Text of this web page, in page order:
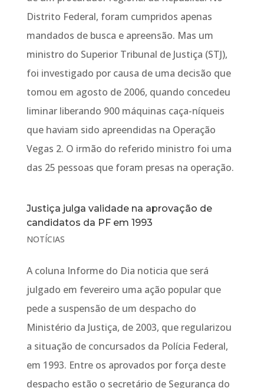
Distrito Federal, foram cumpridos apenas
mandados de busca e apreensão. Mas um
ministro do Superior Tribunal de Justiça (STJ),
foi investigado por causa de uma decisão que
tomou em agosto de 2006, quando concedeu
liminar liberando 900 máquinas caça-níqueis
que haviam sido apreendidas na Operação
Vegas 2. O irmão do referido ministro foi uma
das 25 pessoas que foram presas na operação.
Justiça julga validade na aprovação de
candidatos da PF em 1993
NOTÍCIAS
A coluna Informe do Dia noticia que será
julgado em fevereiro uma ação popular que
pede a suspensão de um despacho do
Ministério da Justiça, de 2003, que regularizou
a situação de concursados da Polícia Federal,
em 1993. Entre os aprovados por força deste
despacho estão o secretário de Segurança do